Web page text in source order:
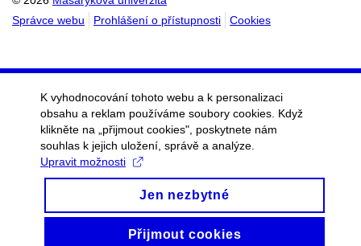
Správce webu
Prohlášení o přístupnosti Cookies
K vyhodnocování tohoto webu a k personalizaci
obsahu a reklam používáme soubory cookies. Když
klikněte na „přijmout cookies", poskytnete nám
souhlas k jejich uložení, správě a analýze.
Upravit možnosti
Jen nezbytné
Přijmout cookies